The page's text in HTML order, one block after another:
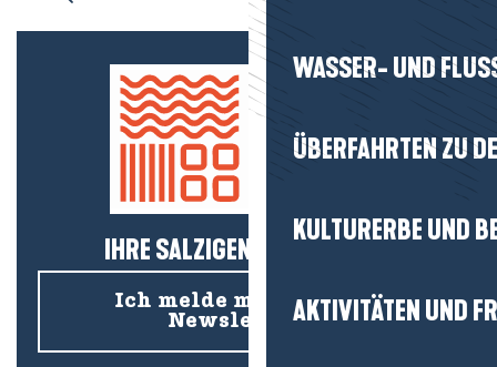
WASSER- UND
ÜBERFAHRTEN ZU
KULTURERBE UND
AKTIVITÄTEN UND
IHRE SALZIGEN NEUIGKEITEN!
Ich melde mich für den
Newsletter an